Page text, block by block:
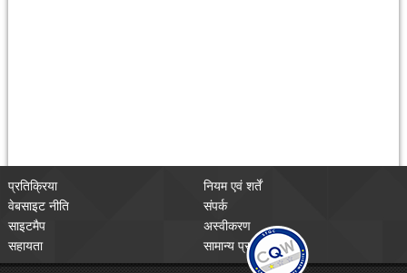
प्रतिक्रिया
नियम एवं शर्तें
वेबसाइट नीति
संपर्क
साइटमैप
अस्वीकरण
सहायता
सामान्य प्रश्न